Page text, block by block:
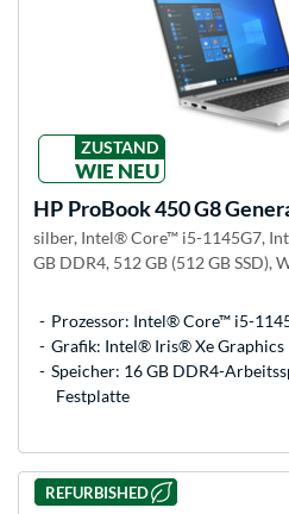
ZUSTAND
WIE NEU
HP ProBook 450 G8
silber, Intel® Core™ i5-1145G7,
GB DDR4, 512 GB (512 GB SSD),
Prozessor: Intel® Core™ i5-
Grafik: Intel® Iris® Xe Graphics
Speicher: 16 GB DDR4-
Festplatte
REFURBISHED